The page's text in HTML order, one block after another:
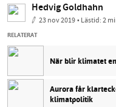
Hedvig Goldhahn
23 nov 2019• Lästid:2
RELATERAT
När blir klimatet
Aurora får
klimatpolitik